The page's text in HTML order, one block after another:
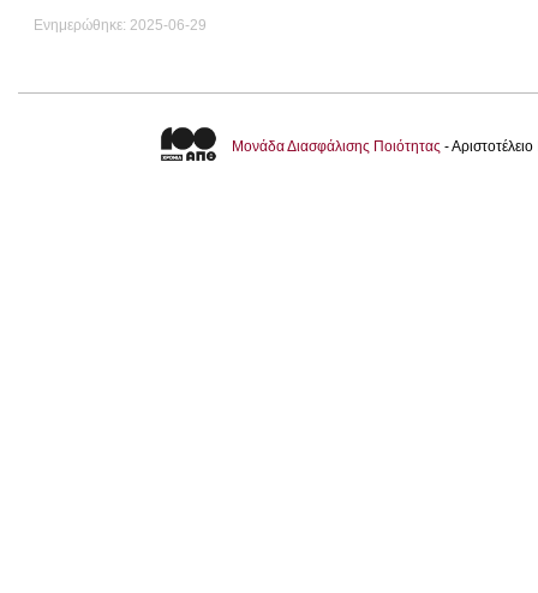
Ενημερώθηκε: 2025-06-29
Μονάδα Διασφάλισης Ποιότητας -